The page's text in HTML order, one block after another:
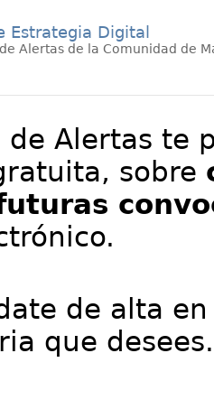
Estrategia Digital
Alertas de la Comunidad de
de Alertas te
sobre
de alta
que desees.